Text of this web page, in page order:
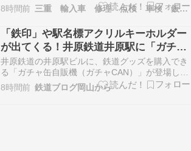
から蒸し蒸しでございます???? そして今日は、
『 原爆の日』 81年 8:15 広島へ向かって黙とうで
す。 そんな中、未だ戦争してる国があるのが不思
議です。 今日は、VWさん完治。 ご…
8時間前 三重 輸入車 修理 点検 車検 鈑金 コーディング
「鉄印」や駅名標アクリルキーホルダー
が出てくる！井原鉄道井原駅に「ガチャ
缶自販機」設置
井原鉄道の井原駅ビルに、鉄道グッズを購入でき
る「ガチャ缶自販機（ガチャCAN）」が登場しま
す。 自動販売機から出てくるのは、井原鉄道オリ
ジナルの「鉄印」や駅名標アクリルキーホルダー
8時間前 鉄道ブログ岡山から